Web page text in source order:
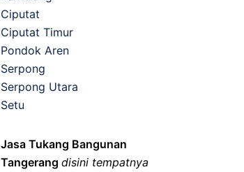
Ciputat
Ciputat Timur
Pondok Aren
Serpong
Serpong Utara
Setu
Jasa Tukang Bangunan
Tangerang disini tempatnya